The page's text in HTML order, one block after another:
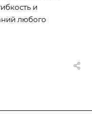
и
любого